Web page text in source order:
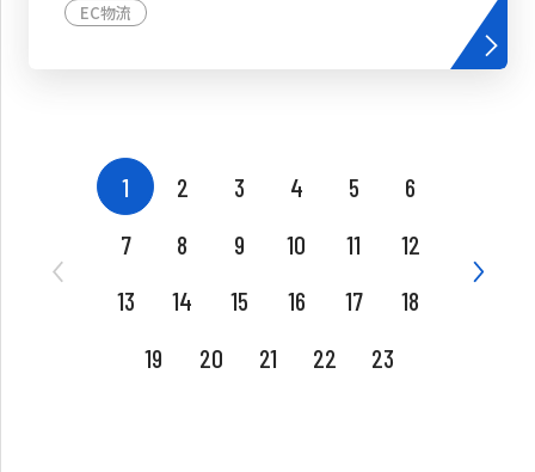
EC物流
1 2 3 4 5
6
7
8 9 10 11
12
13
14 15 16 17
18
19
20 21 22 23